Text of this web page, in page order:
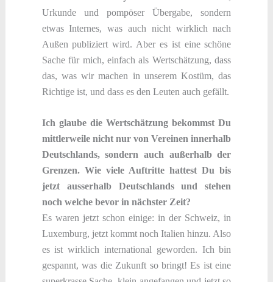
Urkunde und pompöser Übergabe, sondern
etwas Internes, was auch nicht wirklich nach
Außen publiziert wird. Aber es ist eine schöne
Sache für mich, einfach als Wertschätzung, dass
das, was wir machen in unserem Kostüm, das
Richtige ist, und dass es den Leuten auch gefällt.
Ich glaube die Wertschätzung bekommst Du
mittlerweile nicht nur von Vereinen innerhalb
Deutschlands, sondern auch außerhalb der
Grenzen. Wie viele Auftritte hattest Du bis
jetzt ausserhalb Deutschlands und stehen
noch welche bevor in nächster Zeit?
Es waren jetzt schon einige: in der Schweiz, in
Luxemburg, jetzt kommt noch Italien hinzu. Also
es ist wirklich international geworden. Ich bin
gespannt, was die Zukunft so bringt! Es ist eine